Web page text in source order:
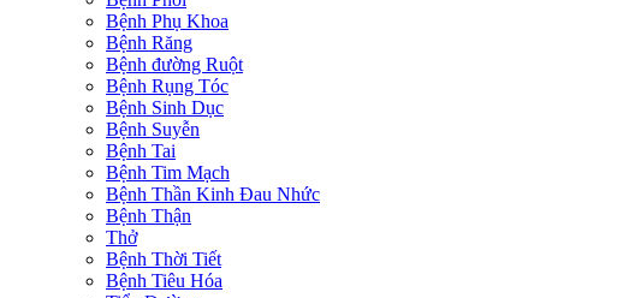
Bệnh Phụ Khoa
Bệnh Răng
Bệnh đường Ruột
Bệnh Rụng Tóc
Bệnh Sinh Dục
Bệnh Suyễn
Bệnh Tai
Bệnh Tim Mạch
Bệnh Thần Kinh Đau Nhức
Bệnh Thận
Thở
Bệnh Thời Tiết
Bệnh Tiêu Hóa